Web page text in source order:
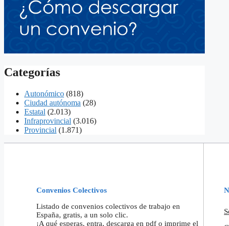
Categorías
Autonómico (818)
Ciudad autónoma (28)
Estatal (2.013)
Infraprovincial (3.016)
Provincial (1.871)
Convenios Colectivos
Listado de convenios colectivos de trabajo en
España, gratis, a un solo clic.
¡A qué esperas, entra, descarga en pdf o imprime el